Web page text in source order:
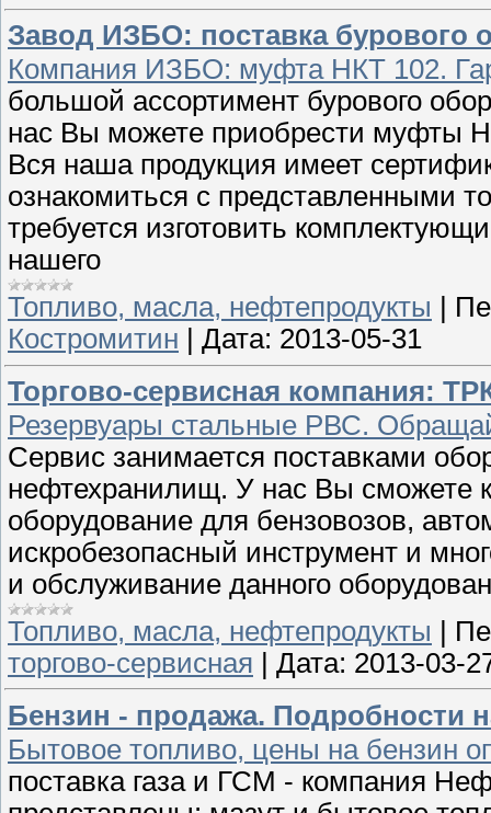
Завод ИЗБО: поставка бурового
Компания ИЗБО: муфта НКТ 102.
большой ассортимент бурового
нас Вы можете приобрести муфты
Вся наша продукция имеет
ознакомиться с представленными
требуется изготовить
нашего
Топливо, масла, нефтепродукты
Костромитин
Дата: 2013-05-31
Торгово-сервисная компания:
Резервуары стальные РВС.
Сервис занимается поставками
нефтехранилищ. У нас Вы сможете
оборудование для бензовозов,
искробезопасный инструмент и
и обслуживание данного
Топливо, масла, нефтепродукты
торгово-сервисная
Дата: 2013-03-
Бензин - продажа. Подробности
Бытовое топливо, цены на бензин
поставка газа и ГСМ - компания